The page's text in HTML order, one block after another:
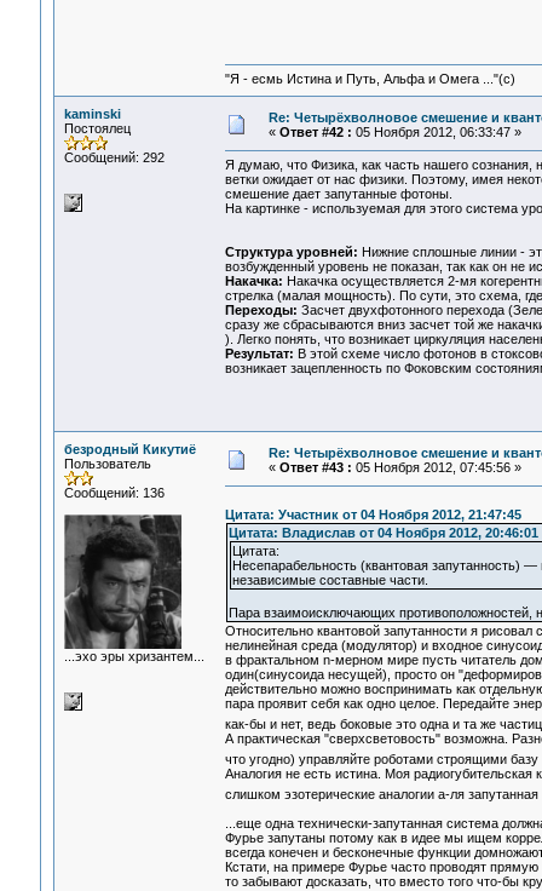
"Я - есмь Истина и Путь, Альфа и Омега ..."(с)
kaminski
Постоялец
Сообщений: 292
Re: Четырёхволновое смешение и
« Ответ #42 : 05 Ноября 2012, 06:33:47 »
Я думаю, что Физика, как часть нашего
ветки ожидает от нас физики. Поэтому, имея
смешение дает запутанные фотоны.
На картинке - используемая для этого система
Структура уровней: Нижние сплошные линии -
возбужденный уровень не показан, так как он
Накачка: Накачка осуществляется 2-мя
стрелка (малая мощность). По сути, это схема,
Переходы: Засчет двухфотонного перехода
сразу же сбрасываются вниз засчет той же
). Легко понять, что возникает циркуляция
Результат: В этой схеме число фотонов в
возникает зацепленность по Фоковским
безродный Кикутиё
Пользователь
Сообщений: 136
...эхо эры хризантем...
Re: Четырёхволновое смешение и
« Ответ #43 : 05 Ноября 2012, 07:45:56 »
Цитата: Участник от 04 Ноября 2012, 21:47:45
Цитата: Владислав от 04 Ноября 2012, 20:46:01
Цитата:
Несепарабельность (квантовая запутанность)
независимые составные части.
Пара взаимоисключающих противоположностей,
Относительно квантовой запутанности я
нелинейная среда (модулятор) и входное
в фрактальном n-мерном мире пусть читатель
один(синусоида несущей), просто он
действительно можно воспринимать как
пара проявит себя как одно целое. Передайте
как-бы и нет, ведь боковые это одна и та же
А практическая "сверхсветовость" возможна.
что угодно) управляйте роботами строящими
Аналогия не есть истина. Моя
слишком эзотерические аналогии а-ля
...еще одна технически-запутанная система
Фурье запутаны потому как в идее мы ищем
всегда конечен и бесконечные функции
Кстати, на примере Фурье часто проводят
то забывают досказать, что вместо того что-бы